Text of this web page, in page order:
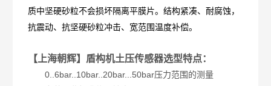
质中坚硬砂粒不会损坏隔离平膜片。结构紧凑、耐腐蚀，
抗震动、抗坚硬砂粒冲击、宽范围温度补偿。
【上海朝辉】盾构机土压传感器选型特点：
0..6bar..10bar..20bar...50bar压力范围的测量